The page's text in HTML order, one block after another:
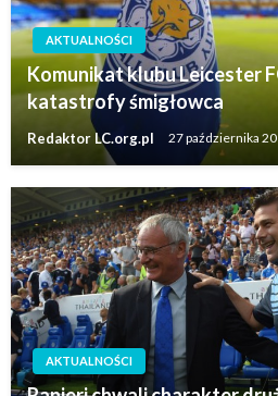
AKTUALNOŚCI
Komunikat klubu Leicester
katastrofy śmigłowca
Redaktor LC.org.pl 27 października
AKTUALNOŚCI